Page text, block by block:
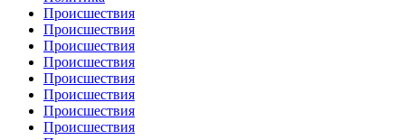
Происшествия
Происшествия
Происшествия
Происшествия
Происшествия
Происшествия
Происшествия
Происшествия